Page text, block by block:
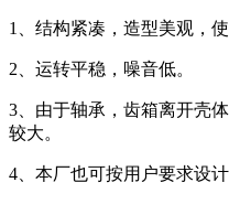
1、结构紧凑，造型美观，使
2、运转平稳，噪音低。
3、由于轴承，齿箱离开壳
较大。
4、本厂也可按用户要求设计